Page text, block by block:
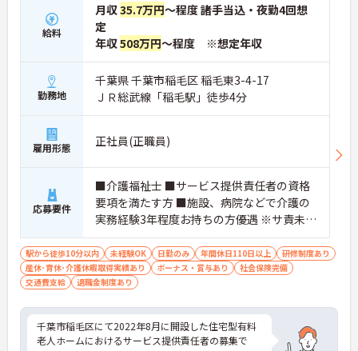
給料
月収35.7万円～程度 諸手当込・夜勤4回想
定
年収508万円～程度 ※想定年収
勤務地
千葉県 千葉市稲毛区 稲毛東3-4-17
ＪＲ総武線「稲毛駅」徒歩4分
雇用形態 正社員(正職員)
応募要件
■介護福祉士 ■サービス提供責任者の資格
要項を満たす方 ■施設、病院などで介護の
実務経験3年程度お持ちの方優遇 ※サ責未経
験スタートの実績多数
駅から徒歩10分以内 未経験OK 日勤のみ 年間休日110日以上
研修制度あり
産休･育休･介護休暇取得実績あり
ボーナス・賞与あり
社会保険完備
交通費支給
退職金制度あり
千葉市稲毛区にて2022年8月に開設した住宅型有料
老人ホームにおけるサービス提供責任者の募集で